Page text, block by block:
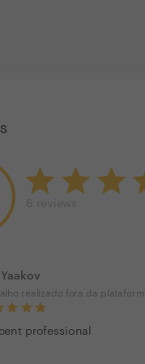
Yaakov
realizado fora da
professional